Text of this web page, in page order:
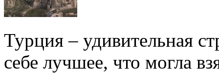
Турция – удивительная
себе лучшее, что могла